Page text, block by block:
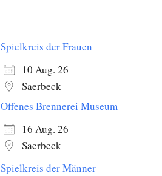
Spielkreis der Frauen
10 Aug. 26
Saerbeck
Offenes Brennerei Museum
16 Aug. 26
Saerbeck
Spielkreis der Männer